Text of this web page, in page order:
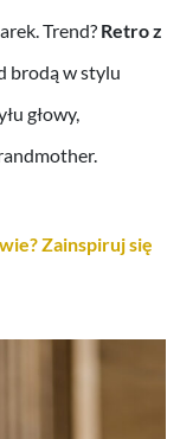
Trend? Retro z
brodą w stylu
głowy,
Zainspiruj się